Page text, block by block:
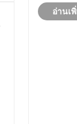
ทางการแ
อ่านเ